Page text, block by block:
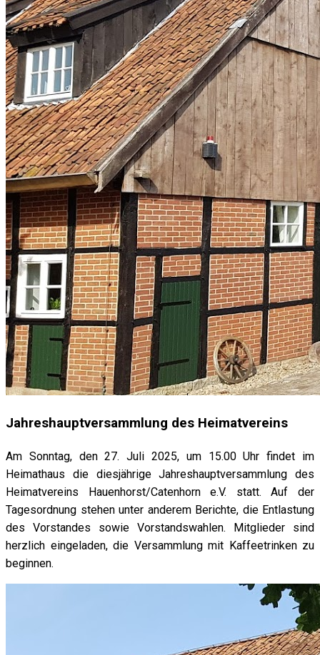
Jahreshauptversammlung des Heimatvereins
Am Sonntag, den 27. Juli 2025, um 15.00 Uhr findet im
Heimathaus die diesjährige Jahreshauptversammlung des
Heimatvereins Hauenhorst/Catenhorn e.V. statt. Auf der
Tagesordnung stehen unter anderem Berichte, die Entlastung
des Vorstandes sowie Vorstandswahlen. Mitglieder sind
herzlich eingeladen, die Versammlung mit Kaffeetrinken zu
beginnen.